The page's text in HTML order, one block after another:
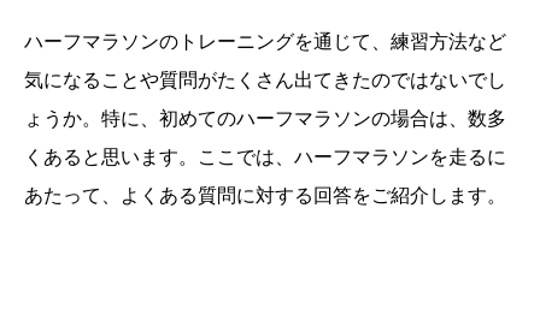
ハーフマラソンのトレーニングを通じて、練習方法など
気になることや質問がたくさん出てきたのではないでし
ょうか。特に、初めてのハーフマラソンの場合は、数多
くあると思います。ここでは、ハーフマラソンを走るに
あたって、よくある質問に対する回答をご紹介します。